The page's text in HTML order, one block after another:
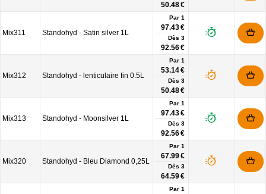
50.48 €
Mix311 Standohyd - Satin silver 1L
Par 1
97.43 €
Dès 3
92.56 €
Mix312 Standohyd - lenticulaire fin 0.5L
Par 1
53.14 €
Dès 3
50.48 €
Mix313 Standohyd - Moonsilver 1L
Par 1
97.43 €
Dès 3
92.56 €
Mix320 Standohyd - Bleu Diamond 0,25L
Par 1
67.99 €
Dès 3
64.59 €
Par 1